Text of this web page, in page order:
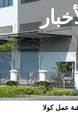
عمل كولا